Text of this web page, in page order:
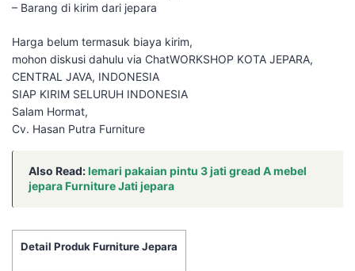
– Barang di kirim dari jepara
Harga belum termasuk biaya kirim,
mohon diskusi dahulu via ChatWORKSHOP KOTA JEPARA,
CENTRAL JAVA, INDONESIA
SIAP KIRIM SELURUH INDONESIA
Salam Hormat,
Cv. Hasan Putra Furniture
Also Read:lemari pakaian pintu 3 jati gread A mebel
jepara Furniture Jati jepara
Detail Produk Furniture Jepara